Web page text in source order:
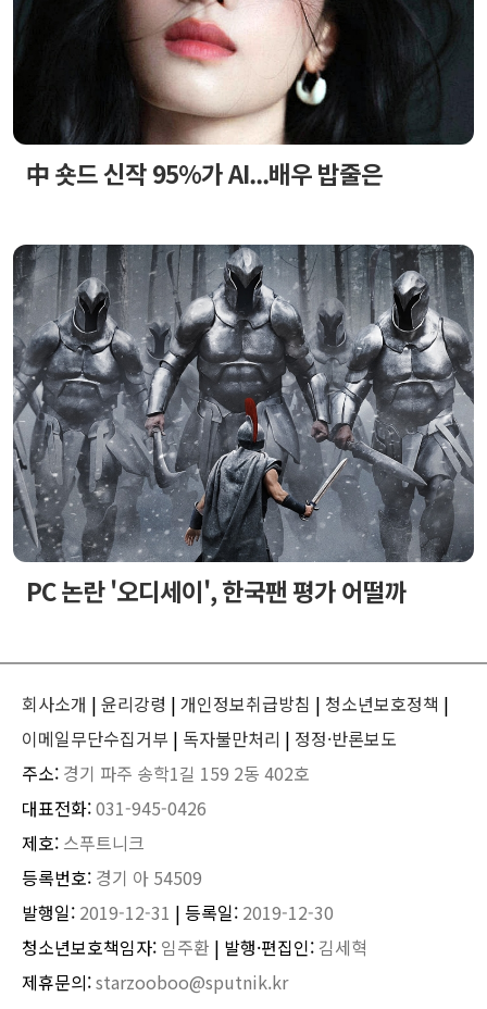
中 숏드 신작 95%가 AI...배우 밥줄은
PC 논란 '오디세이', 한국팬 평가 어떨까
회사소개 | 윤리강령 | 개인정보취급방침 | 청소년보호정책 |
이메일무단수집거부 | 독자불만처리 | 정정·반론보도
주소: 경기 파주 송학1길 159 2동 402호
대표전화:031-945-0426
제호: 스푸트니크
등록번호: 경기 아 54509
발행일: 2019-12-31 | 등록일: 2019-12-30
청소년보호책임자: 임주환 | 발행·편집인: 김세혁
제휴문의:starzooboo@sputnik.kr